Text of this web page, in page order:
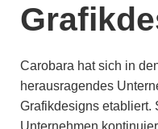
Carobara hat sich in
herausragendes
Grafikdesigns etabliert.
Unternehmen